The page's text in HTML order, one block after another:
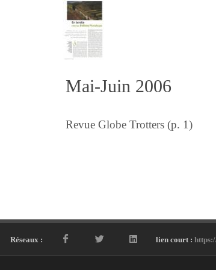
Mai-Juin 2006
Revue Globe Trotters (p. 1)
Réseaux : lien court :